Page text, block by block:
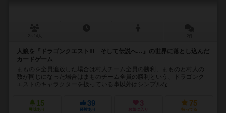
人狼を『ドラゴンクエストⅢ そして伝説へ…』の世界に落とし込んだ
カードゲーム
まものを全員追放した場合は村人チーム全員の勝利、まものと村人の
数が同じになった場合はまものチーム全員の勝利という、ドラゴンク
エストのキャラクターを扱っている事以外はシンプルな...
15
興味あり
39
経験あり
3
お気に入り
75
持ってる